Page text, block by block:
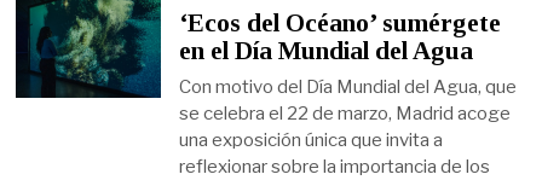
‘Ecos del Océano’ sumérgete
en el Día Mundial del Agua
Con motivo del Día Mundial del Agua, que
se celebra el 22 de marzo, Madrid acoge
una exposición única que invita a
reflexionar sobre la importancia de los